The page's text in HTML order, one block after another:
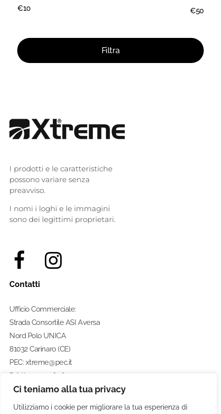
Ci teniamo alla tua privacy
Utilizziamo i cookie per migliorare la tua esperienza di
Filtra
€10 —€50
I prodotti e le caratteristiche
possono variare senza
preavviso.
I nomi i loghi e le immagini
sono dei legittimi proprietari.
Contatti
Ufficio Commerciale:
Strada Consortile ASI Aversa
Nord Polo UNICA
81032 Carinaro (CE)
PEC: xtreme@pec.it
P. IVA: 07274580633
Numero di telefono:
0812462211